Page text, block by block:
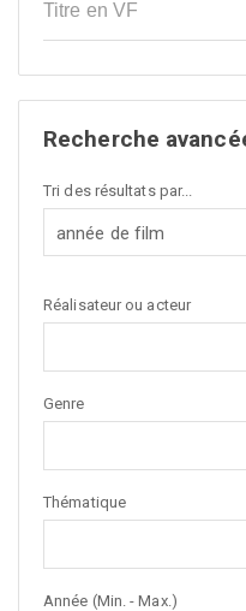
Recherche
Tri des résultats par...
année de film
Réalisateur ou acteur
Genre
Thématique
Année (Min. - Max.)